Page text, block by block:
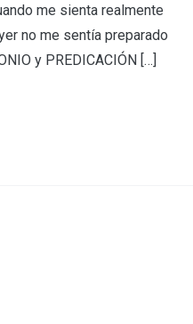
me sienta realmente
no me sentía preparado
y PREDICACIÓN […]